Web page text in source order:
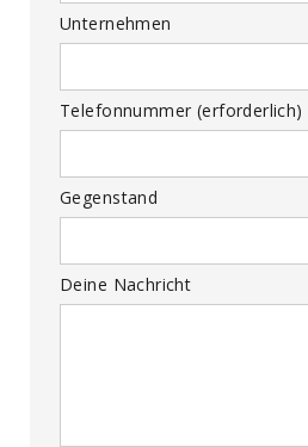
Unternehmen
Telefonnummer (erforderlich)
Gegenstand
Deine Nachricht